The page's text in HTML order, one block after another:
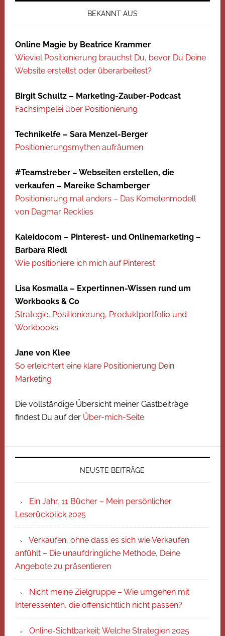
BEKANNT AUS
Online Magie by Beatrice Krammer
Wieviel Positionierung brauchst Du, bevor Du Deine
Website erstellst oder überarbeitest?
Birgit Schultz – Marketing-Zauber-Podcast
Fachsimpelei über Positionierung
Technikelfe – Sara Menzel-Berger
Positionierungsmythen aufräumen
#Teamstreber – Webseiten erstellen, die
verkaufen – Mareike Schamberger
Positionierung mal anders – Das Kometenmodell
von Dagmar Recklies
Kaleidocom – Pinterest- und Onlinemarketing –
Barbara Riedl
Wie positioniere ich mich auf Pinterest
Lisa Kosmalla – Expertinnen-Wissen rund um
Workbooks & Co
Strategie, Positionierung, Produktportfolio und
Workbooks
Jane von Klee
So erleichtert eine klare Positionierung Dein
Marketing
Die vollständige Übersicht meiner Gastbeiträge
findest Du auf der Über-mich-Seite
NEUSTE BEITRÄGE
Ein Jahr, 11 Bücher – Mein persönlicher
Leserückblick 2025
Verkaufen, ohne dass es sich wie Verkaufen
anfühlt – Die unaufdringliche Methode, Deine
Angebote zu präsentieren
Nicht meine Zielgruppe – Wie umgehen mit
Interessenten, die offensichtlich nicht passen?
Online-Sichtbarkeit: Welche Strategien 2025